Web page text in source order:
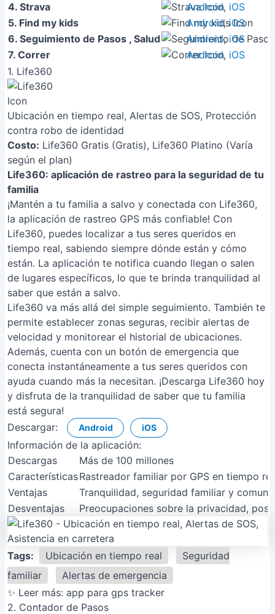
4. Strava
Android, iOS
5. Find my kids
Android,iOS
6. Seguimiento de Pasos , Salud
Android,iOS
7. Correr
Android, iOS
1. Life360
Ubicación en tiempo real, Alertas de SOS, Protección
contra robo de identidad
Costo: Life360 Gratis (Gratis), Life360 Platino (Varía
según el plan)
Life360: aplicación de rastreo para la seguridad de tu
familia
¡Mantén a tu familia a salvo y conectada con Life360,
la aplicación de rastreo GPS más confiable! Con
Life360, puedes localizar a tus seres queridos en
tiempo real, sabiendo siempre dónde están y cómo
están. La aplicación te notifica cuando llegan o salen
de lugares específicos, lo que te brinda tranquilidad al
saber que están a salvo.
Life360 va más allá del simple seguimiento. También te
permite establecer zonas seguras, recibir alertas de
velocidad y monitorear el historial de ubicaciones.
Además, cuenta con un botón de emergencia que
conecta instantáneamente a tus seres queridos con
ayuda cuando más la necesitan. ¡Descarga Life360 hoy
y disfruta de la tranquilidad de saber que tu familia
está segura!
Descargar:
Android iOS
Información de la aplicación:
Descargas
Más de 100 millones
CaracterísticasRastreador familiar por GPS en tiempo
Ventajas
Tranquilidad, seguridad familiar y
Desventajas
Preocupaciones sobre la privacidad,
Tags: Ubicación en tiempo real
Seguridad
familiar
Alertas de emergencia
✨ Leer más: app para gps tracker
2. Contador de Pasos